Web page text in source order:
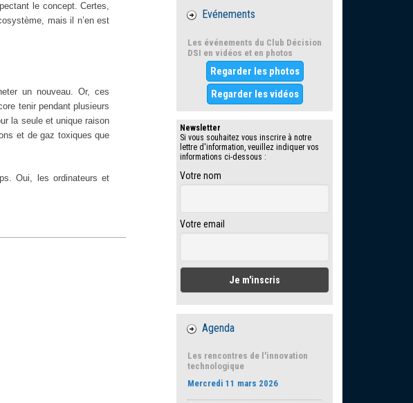
le concept. Certes,
mais il n’en est
un nouveau. Or, ces
tenir pendant plusieurs
la seule et unique raison
et de gaz toxiques que
Oui, les ordinateurs et
Evénements
Les événements du Club Décision
DSI en vidéos et en photos
Regarder les photos
Regarder les vidéos
Newsletter
Si vous souhaitez vous inscrire à notre
lettre d'information, veuillez indiquer vos
informations ci-dessous :
Votre nom
Votre email
Agenda
Les rencontres de l'innovation
technologique
Mercredi 11 mars 2026